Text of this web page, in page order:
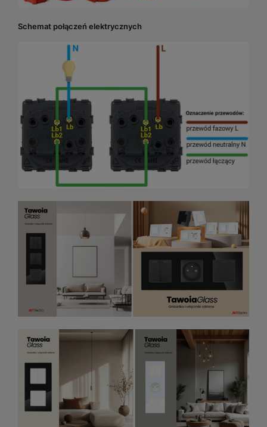
Schemat połączeń elektrycznych